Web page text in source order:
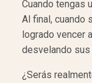
Cuando tengas
Al final, cuando
logrado vencer
desvelando
¿Serás